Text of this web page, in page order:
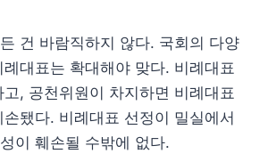
건 바람직하지 않다. 국회의 다양
대표는 확대해야 맞다. 비례대표
, 공천위원이 차지하면 비례대표
됐다. 비례대표 선정이 밀실에서
이 훼손될 수밖에 없다.